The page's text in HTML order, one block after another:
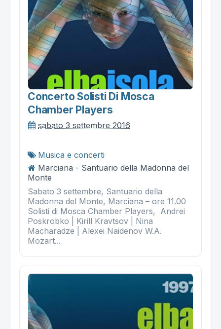
Concerto Solisti Di Mosca
Chamber Players
sabato 3 settembre 2016
Musica e concerti
Marciana - Santuario della Madonna del
Monte
Sabato 3 settembre, Santuario della
Madonna del Monte, Marciana – ore 11.00
Solisti di Mosca Chamber Players, Andrei
Poskrobko | Kirill Kravtsov | Nina
Macharadze | Alexei Naidenov W.A.
Mozart...